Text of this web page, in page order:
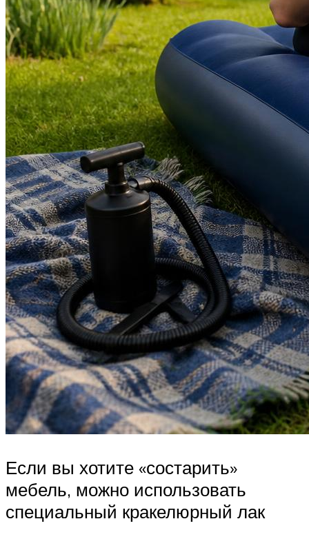
Если вы хотите «состарить»
мебель, можно использовать
специальный кракелюрный лак